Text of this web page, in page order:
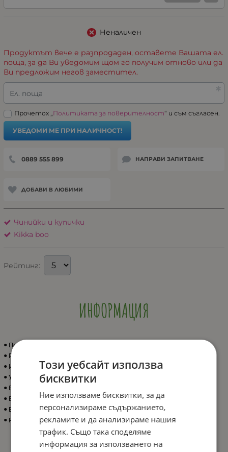
Неналичен
Продуктът вече е разпродаден, оставете Вашата ел.
поща, за да Ви уведомим щом го получим отново или да
Ви предложим негов заместител.
Ел. поща
Прочетох „Политиката за поверителност“ и съм съгласен.
УВЕДОМИ МЕ ПРИ НАЛИЧНОСТ!
0889 555 899 НАПРАВИ ЗАПИТВАНЕ
ДОБАВИ В ЛЮБИМИ
Чинийки и купички
Kikka boo
Рейтинг:
ИНФОРМАЦИЯ
• Подходяща от 4м;
• Резервоар, който поддържа храната топла за по-дълго време;
• Интересен дизайн коте;
• Удобна дръжка за лесно хващане;
• Вакумното дъно, което предпазва купaта от обръщане;
• Вместимост 400мл;
• Без BPA;
• Размери: 18 x 12.5 x 8.5 cм.
Този уебсайт използва
бисквитки
Ние използваме бисквитки, за да
персонализираме съдържанието,
рекламите и да анализираме нашия
трафик. Също така споделяме
информация за използването на